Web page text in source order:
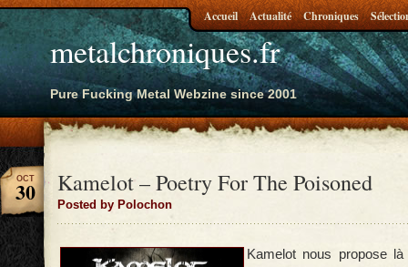
metalchroniques.fr
Pure Fucking Metal Webzine since 2001
Accueil Actualité Chroniques
Kamelot – Poetry For The Poisoned
Posted by Polochon
OCT
30
Kamelot nous propose